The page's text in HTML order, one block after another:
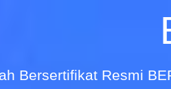
Bersertifikat Resmi